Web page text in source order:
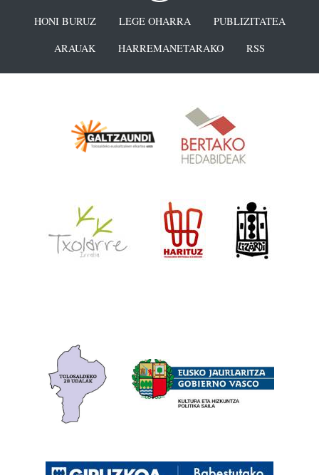
HONI BURUZ LEGE OHARRA
PUBLIZITATEA
ARAUAK
HARREMANETARAKO RSS